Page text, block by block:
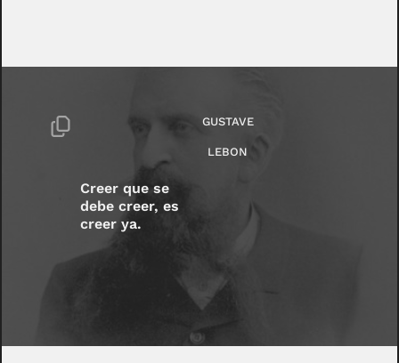
Creer que se
debe creer, es
creer ya.
GUSTAVE
LEBON